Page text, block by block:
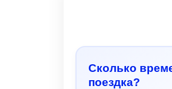
Сколько
поездка?